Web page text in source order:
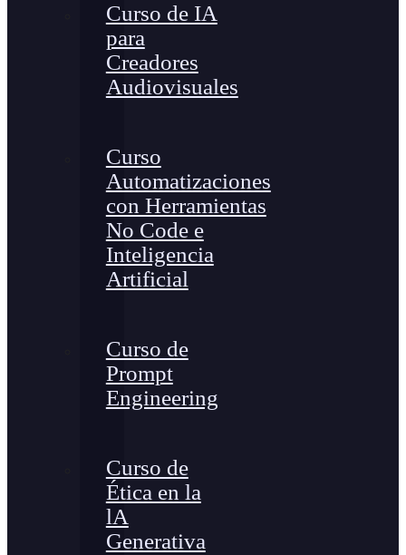
Curso de IA
para
Creadores
Audiovisuales
Curso
Automatizaciones
con Herramientas
No Code e
Inteligencia
Artificial
Curso de
Prompt
Engineering
Curso de
Ética en la
lA
Generativa